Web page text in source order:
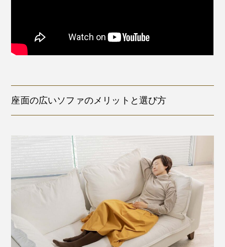
座面の広いソファのメリットと選び方